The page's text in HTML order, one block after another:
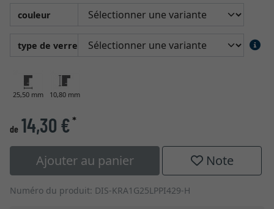
couleur
type de verre
25,50 mm 10,80 mm
de 14,30 €*
Ajouter au panier Note
Numéro du produit: DIS-KRA1G25LPPI429-H